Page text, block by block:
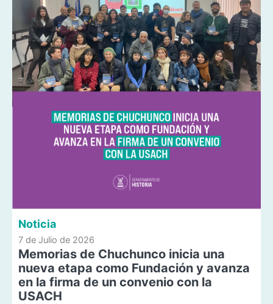
Noticia
7 de Julio de 2026
Memorias de Chuchunco inicia una
nueva etapa como Fundación y avanza
en la firma de un convenio con la
USACH